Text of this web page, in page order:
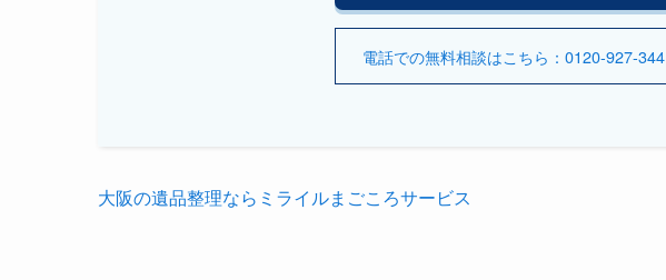
電話での無料相談はこちら：0120-927-344
大阪の遺品整理ならミライルまごころサービス